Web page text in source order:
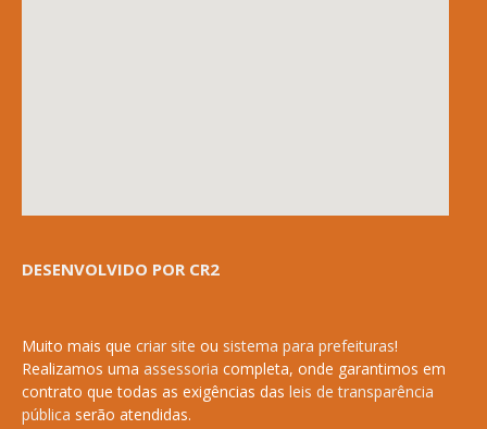
DESENVOLVIDO POR CR2
Muito mais que criar site ou sistema para prefeituras!
Realizamos uma assessoria completa, onde garantimos em
contrato que todas as exigências das leis de transparência
pública serão atendidas.